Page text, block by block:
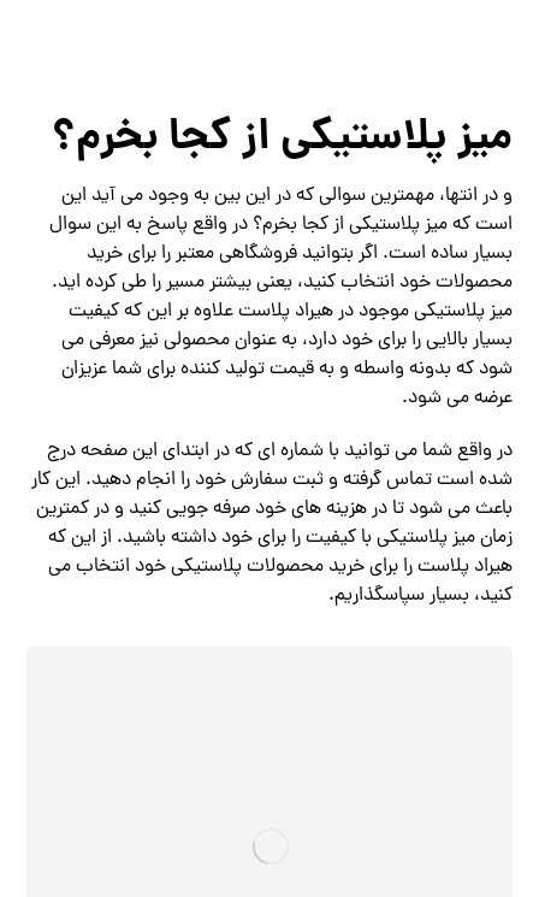
میز پلاستیکی از کجا بخرم؟
و در انتها، مهمترین سوالی که در این بین به وجود می آید این
است که میز پلاستیکی از کجا بخرم؟ در واقع پاسخ به این سوال
بسیار ساده است. اگر بتوانید فروشگاهی معتبر را برای خرید
محصولات خود انتخاب کنید، یعنی بیشتر مسیر را طی کرده اید.
میز پلاستیکی موجود در هیراد پلاست علاوه بر این که کیفیت
بسیار بالایی را برای خود دارد، به عنوان محصولی نیز معرفی می
شود که بدونه واسطه و به قیمت تولید کننده برای شما عزیزان
عرضه می شود.
در واقع شما می توانید با شماره ای که در ابتدای این صفحه درج
شده است تماس گرفته و ثبت سفارش خود را انجام دهید. این کار
باعث می شود تا در هزینه های خود صرفه جویی کنید و در کمترین
زمان میز پلاستیکی با کیفیت را برای خود داشته باشید. از این که
هیراد پلاست را برای خرید محصولات پلاستیکی خود انتخاب می
کنید، بسیار سپاسگذاریم.